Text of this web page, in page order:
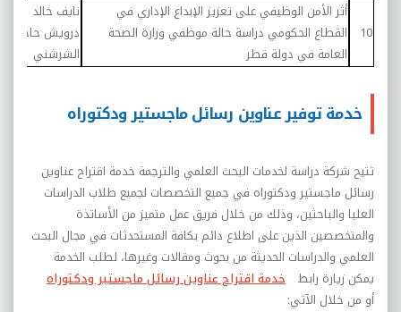
10
أثر الأمن الوظيفي على تعزيز الإبداع الإداري في
القطاع الحكومي دراسة حالة موظفي وزارة الصحة
العامة في دولة قطر
نايف خالد
درويش حاجي
الشرشني
خدمة توفير عناوين رسائل ماجستير ودكتوراه
تتيح شركة دراسة لخدمات البحث العلمي والترجمة خدمة اقتراح عناوين
رسائل ماجستير ودكتوراه في جميع التخصصات لجميع طلاب الدراسات
العليا والباحثين، وذلك من خلال فريق عمل متميز من الأساتذة
والمتخصصين الذين على اطلاع دائم بكافة المستحدثات في مجال البحث
العلمي والدراسات الحديثة من بحوث ومقالات وغيرها، لطلب الخدمة
يمكن زيارة رابط خدمة اقتراح عناوين رسائل ماجستير ودكتوراه
أو من خلال الآتي: